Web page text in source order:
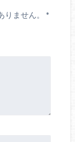
ません。
*